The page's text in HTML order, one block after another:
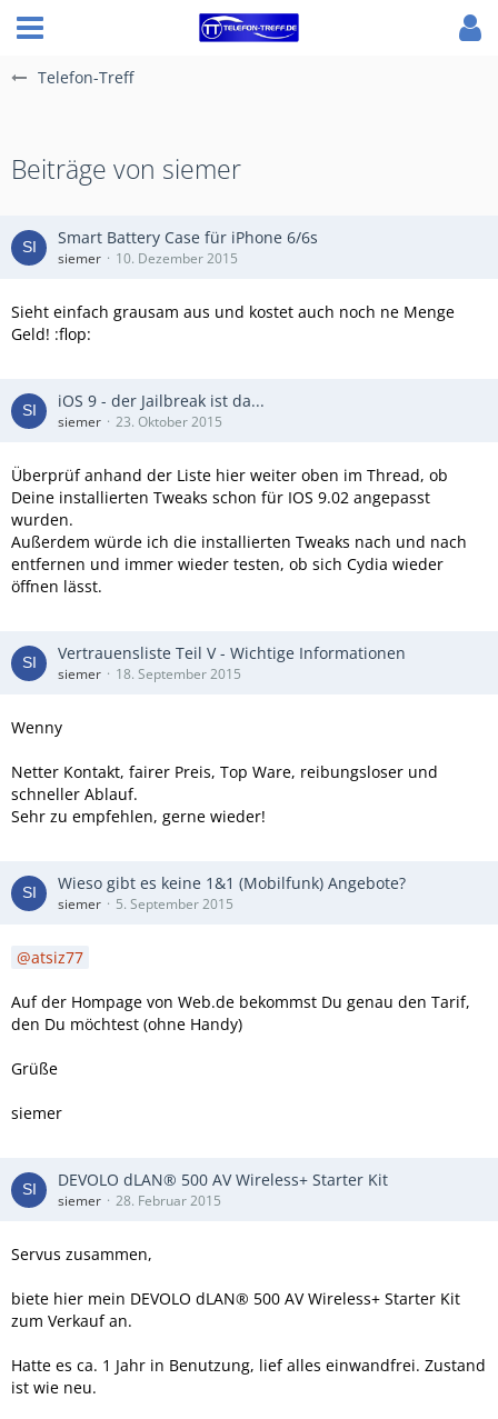
Telefon-Treff
Beiträge von siemer
Smart Battery Case für iPhone 6/6s
siemer 10. Dezember 2015
Sieht einfach grausam aus und kostet auch noch ne Menge
Geld! :flop:
iOS 9 - der Jailbreak ist da...
siemer 23. Oktober 2015
Überprüf anhand der Liste hier weiter oben im Thread, ob
Deine installierten Tweaks schon für IOS 9.02 angepasst
wurden.
Außerdem würde ich die installierten Tweaks nach und nach
entfernen und immer wieder testen, ob sich Cydia wieder
öffnen lässt.
Vertrauensliste Teil V - Wichtige Informationen
siemer 18. September 2015
Wenny
Netter Kontakt, fairer Preis, Top Ware, reibungsloser und
schneller Ablauf.
Sehr zu empfehlen, gerne wieder!
Wieso gibt es keine 1&1 (Mobilfunk) Angebote?
siemer 5. September 2015
atsiz77
Auf der Hompage von Web.de bekommst Du genau den Tarif,
den Du möchtest (ohne Handy)
Grüße
siemer
DEVOLO dLAN® 500 AV Wireless+ Starter Kit
siemer 28. Februar 2015
Servus zusammen,
biete hier mein DEVOLO dLAN® 500 AV Wireless+ Starter Kit
zum Verkauf an.
Hatte es ca. 1 Jahr in Benutzung, lief alles einwandfrei. Zustand
ist wie neu.